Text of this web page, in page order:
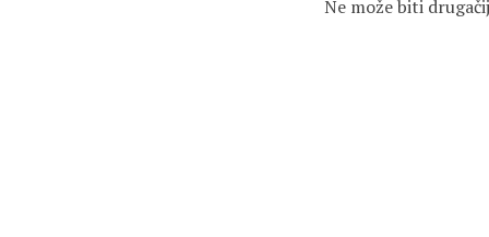
Ne može biti